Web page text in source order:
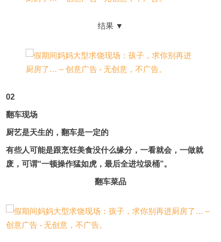
结果 ▼
02
翻车现场
厨艺是天生的，翻车是一定的
有些人可能是跟烹饪美食没什么缘分，一看就会，一做就
废，可谓“一顿操作猛如虎，最后全进垃圾桶”。
翻车菜品